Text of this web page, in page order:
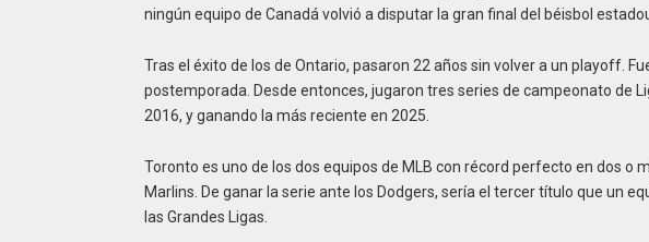
ningún equipo de Canadá volvió a disputar la gran final del béisbol
Tras el éxito de los de Ontario, pasaron 22 años sin volver a un playoff.
postemporada. Desde entonces, jugaron tres series de campeonato de
2016, y ganando la más reciente en 2025.
Toronto es uno de los dos equipos de MLB con récord perfecto en dos o
Marlins. De ganar la serie ante los Dodgers, sería el tercer título que un
las Grandes Ligas.